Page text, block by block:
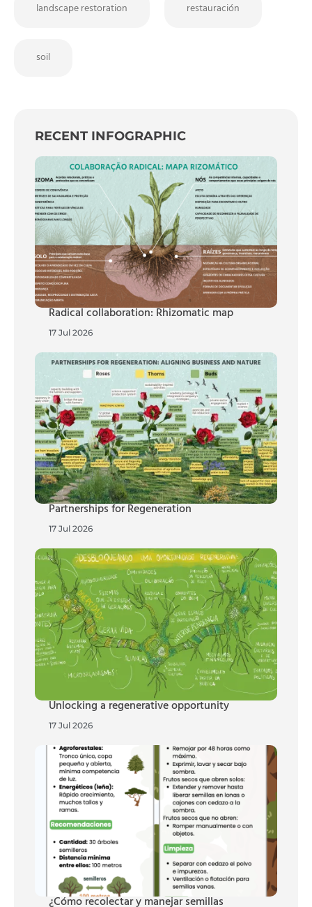
landscape restoration restauración
soil
RECENT INFOGRAPHIC
Radical collaboration: Rhizomatic map
17 Jul 2026
Partnerships for Regeneration
17 Jul 2026
Unlocking a regenerative opportunity
17 Jul 2026
¿Cómo recolectar y manejar semillas